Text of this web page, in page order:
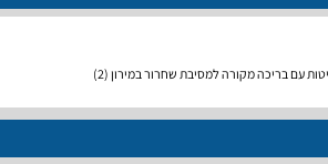
עם בריכה מקורה למסיבת שחרור במירון (2)